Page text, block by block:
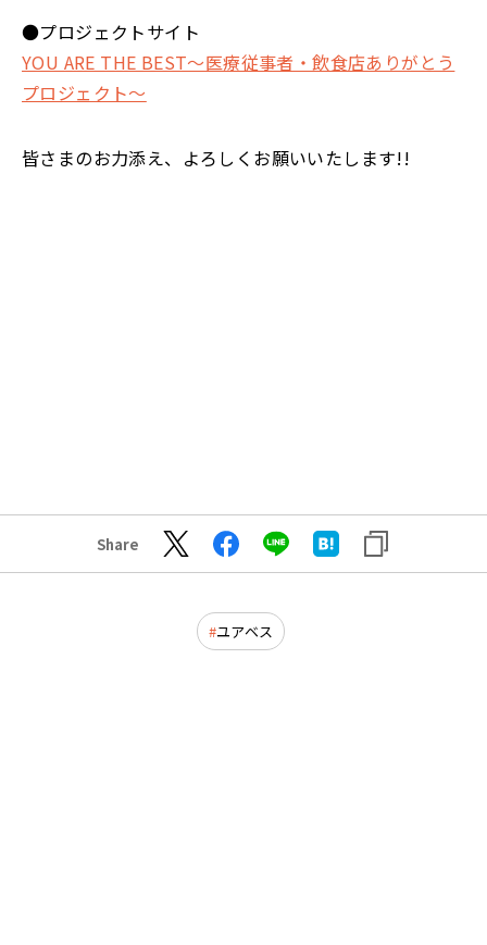
●プロジェクトサイト
YOU ARE THE BEST～医療従事者・飲食店ありがとう
プロジェクト～
皆さまのお力添え、よろしくお願いいたします!!
Share
ユアベス